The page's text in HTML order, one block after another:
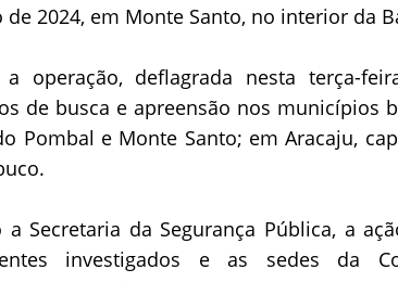
de 2024, em Monte Santo, no interior da
a operação, deflagrada nesta terça-
de busca e apreensão nos municípios
Pombal e Monte Santo; em Aracaju,
a Secretaria da Segurança Pública, a
investigados e as sedes da